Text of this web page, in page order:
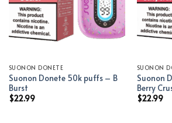
SUONON DONETE
Suonon Donete 50k puffs – B
Burst
$22.99
SUONON
Suonon
Berry
$22.99